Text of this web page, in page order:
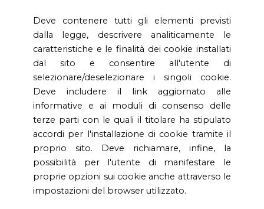
Deve contenere tutti gli elementi previsti
dalla legge, descrivere analiticamente le
caratteristiche e le finalità dei cookie installati
dal sito e consentire all'utente di
selezionare/deselezionare i singoli cookie.
Deve includere il link aggiornato alle
informative e ai moduli di consenso delle
terze parti con le quali il titolare ha stipulato
accordi per l'installazione di cookie tramite il
proprio sito. Deve richiamare, infine, la
possibilità per l'utente di manifestare le
proprie opzioni sui cookie anche attraverso le
impostazioni del browser utilizzato.